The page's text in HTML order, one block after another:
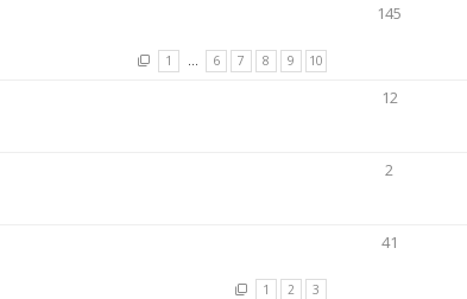
1 … 6 7 8 9 10
145
12
2
1 2 3
41